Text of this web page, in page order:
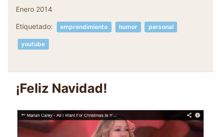
Enero 2014
Etiquetado: emprendimiento humor personal
youtube
¡Feliz Navidad!